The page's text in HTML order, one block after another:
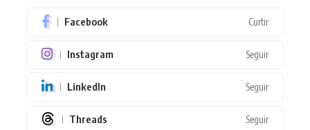
Facebook Curtir
Instagram Seguir
LinkedIn Seguir
Threads Seguir